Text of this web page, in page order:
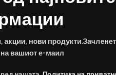
акции, нови
вашиот е-маил